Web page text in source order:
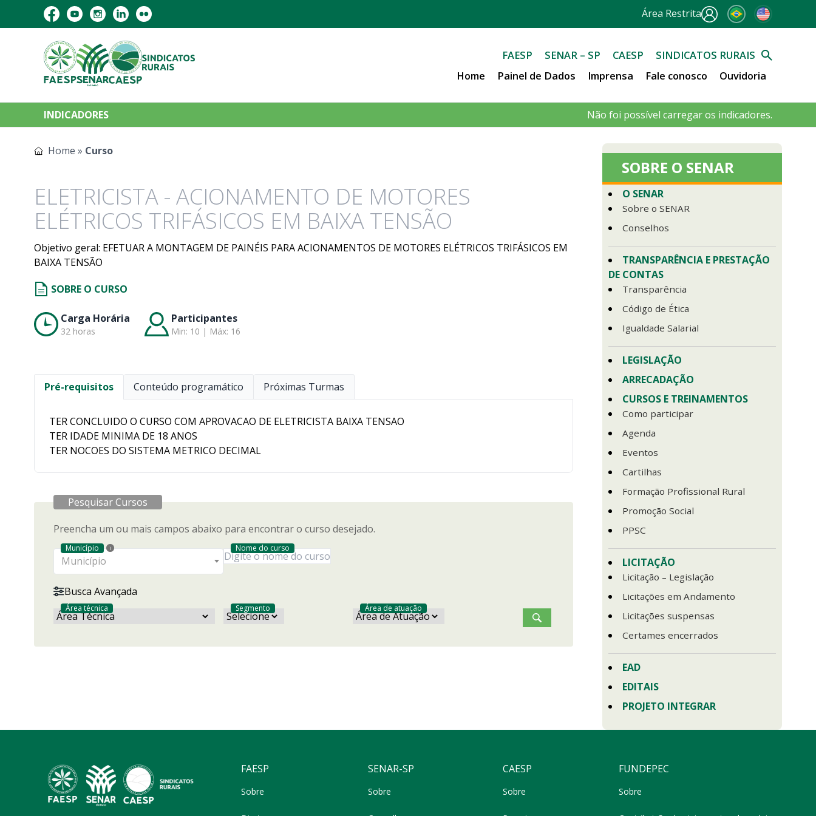
Área Restrita
FAESP SENAR – SP CAESP
SINDICATOS RURAIS
Home
Painel de Dados Imprensa Fale conosco Ouvidoria
INDICADORES Não foi possível carregar os indicadores.
Home » Curso
ELETRICISTA - ACIONAMENTO DE MOTORES
ELÉTRICOS TRIFÁSICOS EM BAIXA TENSÃO
Objetivo geral: EFETUAR A MONTAGEM DE PAINÉIS PARA ACIONAMENTOS DE MOTORES ELÉTRICOS TRIFÁSICOS EM
BAIXA TENSÃO
SOBRE O CURSO
Carga Horária
32 horas
Participantes
Min: 10 | Máx: 16
Pré-requisitos Conteúdo programático Próximas Turmas
TER CONCLUIDO O CURSO COM APROVACAO DE ELETRICISTA BAIXA TENSAO
TER IDADE MINIMA DE 18 ANOS
TER NOCOES DO SISTEMA METRICO DECIMAL
Pesquisar Cursos
Preencha um ou mais campos abaixo para encontrar o curso desejado.
Município i
Município
Nome do curso
Busca Avançada
Área técnica Segmento Área de atuação
SOBRE O SENAR
O SENAR
Sobre o SENAR
Conselhos
TRANSPARÊNCIA E PRESTAÇÃO
DE CONTAS
Transparência
Código de Ética
Igualdade Salarial
LEGISLAÇÃO
ARRECADAÇÃO
CURSOS E TREINAMENTOS
Como participar
Agenda
Eventos
Cartilhas
Formação Profissional Rural
Promoção Social
PPSC
LICITAÇÃO
Licitação – Legislação
Licitações em Andamento
Licitações suspensas
Certames encerrados
EAD
EDITAIS
PROJETO INTEGRAR
FAESP
Sobre
SENAR-SP
Sobre
CAESP
Sobre
FUNDEPEC
Sobre